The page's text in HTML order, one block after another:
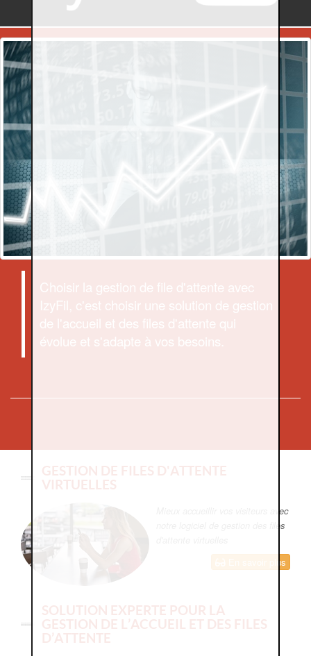
Choisir la gestion de file d'attente avec
IzyFil, c'est choisir une solution de gestion
de l'accueil et des files d'attente qui
évolue et s'adapte à vos besoins.
GESTION DE FILES D'ATTENTE
VIRTUELLES
Mieux accueillir vos visiteurs avec
notre logiciel de gestion des files
En savoir plus
SOLUTION EXPERTE POUR LA
GESTION DE L’ACCUEIL ET DES FILES
D’ATTENTE